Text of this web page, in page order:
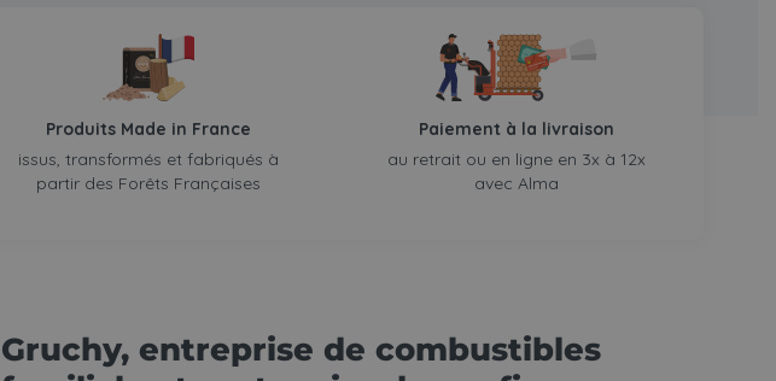
Produits Made in France
issus, transformés et fabriqués à
partir des Forêts Françaises
Paiement à la livraison
au retrait ou en ligne en 3x à 12x
avec Alma
Gruchy, entreprise de combustibles